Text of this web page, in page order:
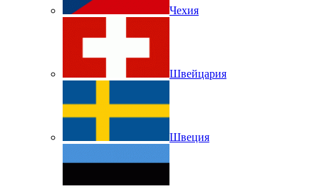
Чехия
Швейцария
Швеция